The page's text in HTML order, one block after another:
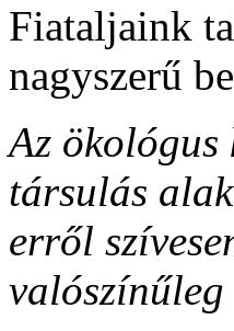
Fiataljaink
nagyszerű
Az
társulás
erről